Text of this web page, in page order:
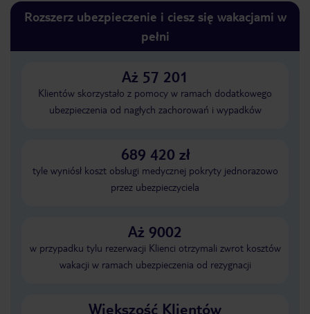
Rozszerz ubezpieczenie i ciesz się wakacjami w
pełni
Aż 57 201
Klientów skorzystało z pomocy w ramach dodatkowego
ubezpieczenia od nagłych zachorowań i wypadków
689 420 zł
tyle wyniósł koszt obsługi medycznej pokryty jednorazowo
przez ubezpieczyciela
Aż 9002
w przypadku tylu rezerwacji Klienci otrzymali zwrot kosztów
wakacji w ramach ubezpieczenia od rezygnacji
Większość Klientów